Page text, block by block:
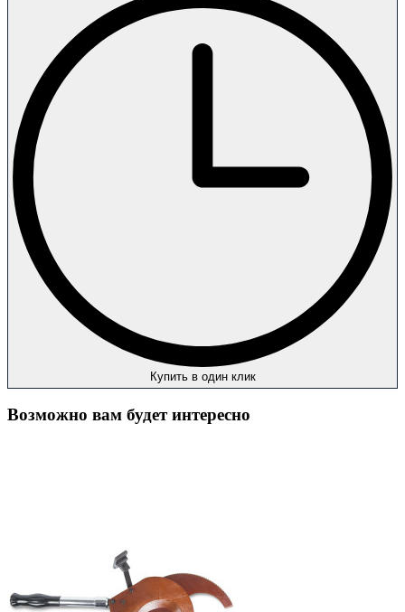
Купить в один клик
Возможно вам будет интересно